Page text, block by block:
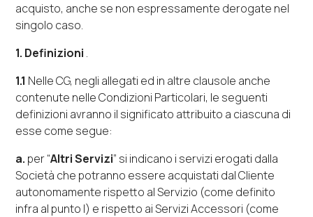
acquisto, anche se non espressamente derogate nel
singolo caso.
1. Definizioni .
1.1 Nelle CG, negli allegati ed in altre clausole anche
contenute nelle Condizioni Particolari, le seguenti
definizioni avranno il significato attribuito a ciascuna di
esse come segue:
a. per “Altri Servizi” si indicano i servizi erogati dalla
Società che potranno essere acquistati dal Cliente
autonomamente rispetto al Servizio (come definito
infra al punto l) e rispetto ai Servizi Accessori (come